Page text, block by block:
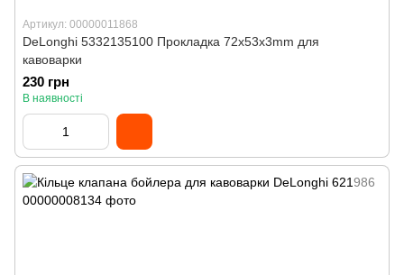
Артикул: 00000011868
DeLonghi 5332135100 Прокладка 72x53x3mm для
кавоварки
230 грн
В наявності